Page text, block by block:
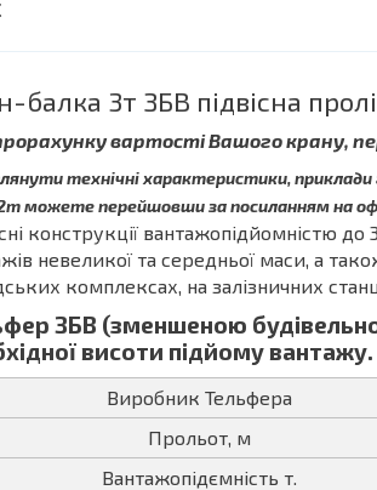
балка 3т ЗБВ підвісна
вартості Вашого крану,
технічні характеристики, приклади
можете перейшовши за посиланням на
конструкції вантажопідйомністю
невеликої та середньої маси, а
комплексах, на залізничних
ЗБВ (зменшеною
висоти підйому вантажу.
Виробник Тельфера
Прольот, м
Вантажопідємність т.